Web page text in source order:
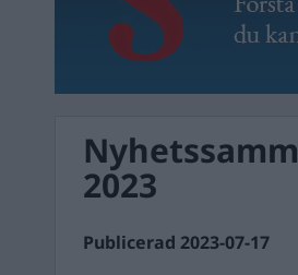
2023
Publicerad 2023-07-17